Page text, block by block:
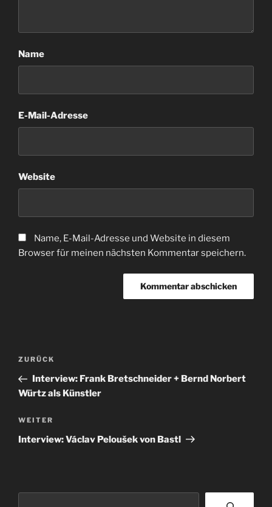
Name
E-Mail-Adresse
Website
Name, E-Mail-Adresse und Website in diesem
Browser für meinen nächsten Kommentar speichern.
Beitragsnavigation
Vorheriger
Beitrag
ZURÜCK
Interview: Frank Bretschneider + Bernd Norbert
Würtz als Künstler
Nächster
Beitrag
WEITER
Interview: Václav Peloušek von Bastl